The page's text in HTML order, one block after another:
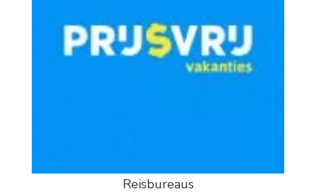
Reisbureaus